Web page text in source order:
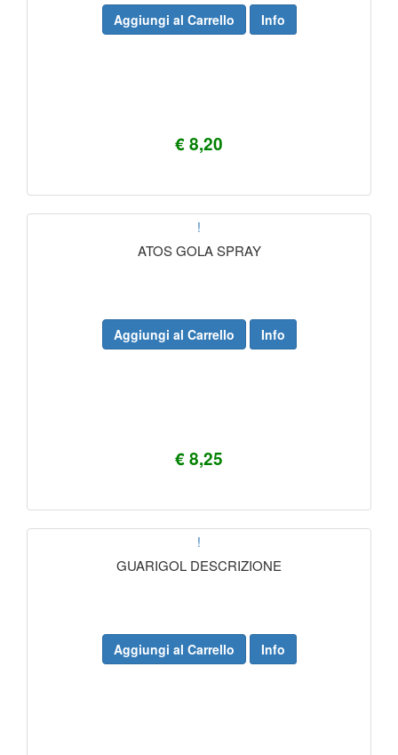
€ 8,20
Aggiungi al Carrello Info
!
ATOS GOLA SPRAY
€ 8,25
Aggiungi al Carrello Info
!
GUARIGOL DESCRIZIONE
Aggiungi al Carrello Info